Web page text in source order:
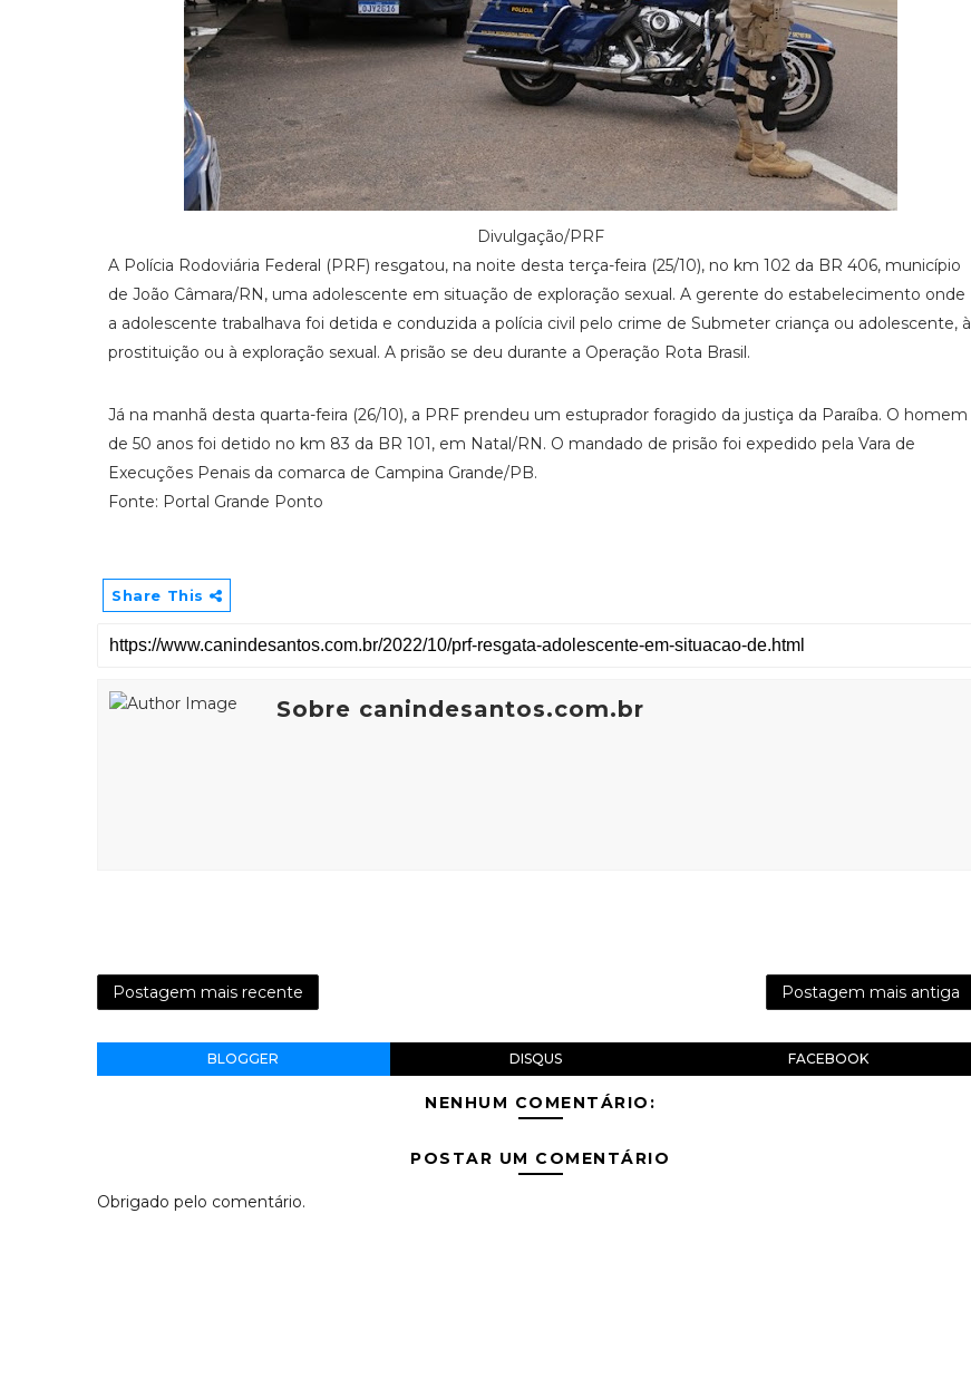
Divulgação/PRF
A Polícia Rodoviária Federal (PRF) resgatou, na noite desta terça-feira (25/10), no km 102 da BR 406, município
de João Câmara/RN, uma adolescente em situação de exploração sexual. A gerente do estabelecimento onde
a adolescente trabalhava foi detida e conduzida a polícia civil pelo crime de Submeter criança ou adolescente, à
prostituição ou à exploração sexual. A prisão se deu durante a Operação Rota Brasil.
Já na manhã desta quarta-feira (26/10), a PRF prendeu um estuprador foragido da justiça da Paraíba. O homem
de 50 anos foi detido no km 83 da BR 101, em Natal/RN. O mandado de prisão foi expedido pela Vara de
Execuções Penais da comarca de Campina Grande/PB.
Fonte: Portal Grande Ponto
Share This
Sobre canindesantos.com.br
Postagem mais recente Postagem mais antiga
BLOGGER DISQUS FACEBOOK
NENHUM COMENTÁRIO:
POSTAR UM COMENTÁRIO
Obrigado pelo comentário.